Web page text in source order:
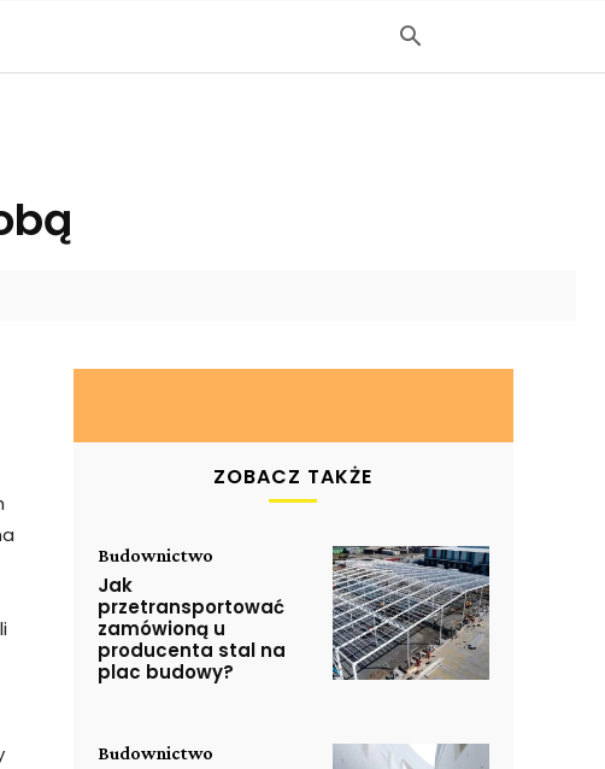
ZOBACZ TAKŻE
Budownictwo
Jak
przetransportować
zamówioną u
producenta stal na
plac budowy?
Budownictwo